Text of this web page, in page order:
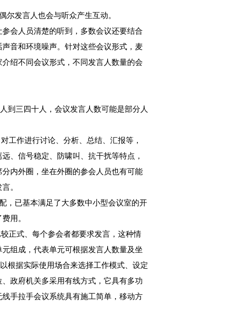
发言人也会与听众产生互动。
会人员清楚的听到，多数会议还要结合
音和环境噪声。针对这些会议形式，麦
绍不同会议形式，不同发言人数量的会
到三四十人，会议发言人数可能是部分人
工作进行讨论、分析、总结、汇报等，
、信号稳定、防啸叫、抗干扰等特点，
内外圈，坐在外圈的参会人员也有可能
。
，已基本满足了大多数中小型会议室的开
用。
正式、每个参会者都要求发言，这种情
组成，代表单元可根据发言人数量及坐
根据实际使用场合来选择工作模式、设定
政府机关多采用有线方式，它具有多功
手拉手会议系统具有施工简单，移动方